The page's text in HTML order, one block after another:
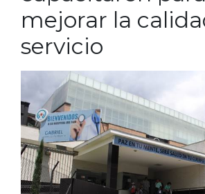
mejorar la
servicio